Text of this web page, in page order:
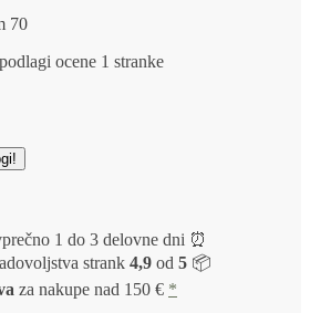
70
ocene 1 stranke
1 do 3 delovne dni ⏰
strank 4,9 od 5 📦
za nakupe nad 150 € *